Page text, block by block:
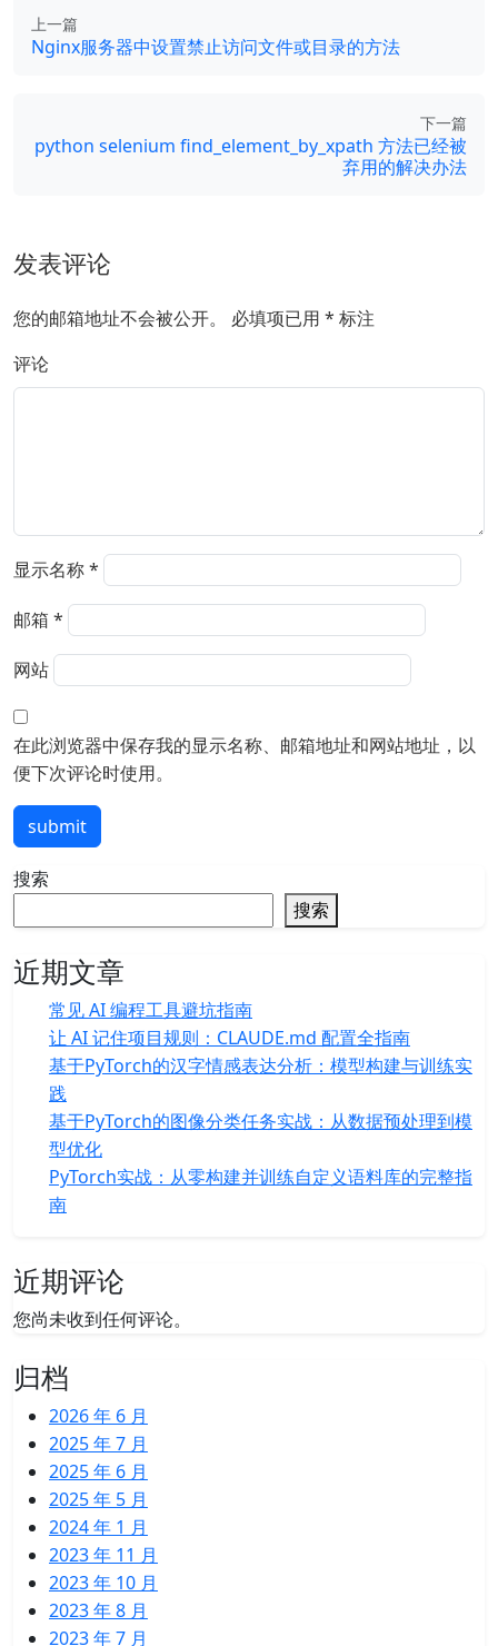
上一篇
Nginx服务器中设置禁止访问文件或目录的方法
下一篇
python selenium find_element_by_xpath 方法已经被
弃用的解决办法
发表评论
您的邮箱地址不会被公开。 必填项已用 * 标注
评论
显示名称*
邮箱 *
网站
在此浏览器中保存我的显示名称、邮箱地址和网站地址，以
便下次评论时使用。
submit
搜索
搜索
近期文章
常见 AI 编程工具避坑指南
让 AI 记住项目规则：CLAUDE.md 配置全指南
基于PyTorch的汉字情感表达分析：模型构建与训练实
践
基于PyTorch的图像分类任务实战：从数据预处理到模
型优化
PyTorch实战：从零构建并训练自定义语料库的完整指
南
近期评论
您尚未收到任何评论。
归档
2026 年 6 月
2025 年 7 月
2025 年 6 月
2025 年 5 月
2024 年 1 月
2023 年 11 月
2023 年 10 月
2023 年 8 月
2023 年 7 月